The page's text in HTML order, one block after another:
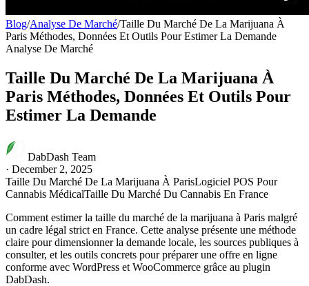
Blog/Analyse De Marché/Taille Du Marché De La Marijuana À
Paris Méthodes, Données Et Outils Pour Estimer La Demande
Analyse De Marché
Taille Du Marché De La Marijuana À
Paris Méthodes, Données Et Outils Pour
Estimer La Demande
DabDash Team
· December 2, 2025
Taille Du Marché De La Marijuana À ParisLogiciel POS Pour
Cannabis MédicalTaille Du Marché Du Cannabis En France
Comment estimer la taille du marché de la marijuana à Paris malgré
un cadre légal strict en France. Cette analyse présente une méthode
claire pour dimensionner la demande locale, les sources publiques à
consulter, et les outils concrets pour préparer une offre en ligne
conforme avec WordPress et WooCommerce grâce au plugin
DabDash.